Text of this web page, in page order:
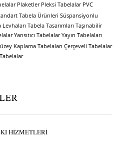
Plaketler Pleksi Tabelalar PVC
Tabela Ürünleri Süspansiyonlu
Levhaları Tabela Tasarımları Taşınabilir
Yansıtıcı Tabelalar Yayın Tabelaları
Kaplama Tabelaları Çerçeveli Tabelalar
HİZMETLERİ